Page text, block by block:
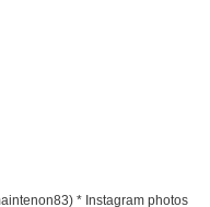
* Instagram photos